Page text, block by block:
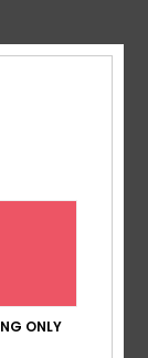
este
ONLY